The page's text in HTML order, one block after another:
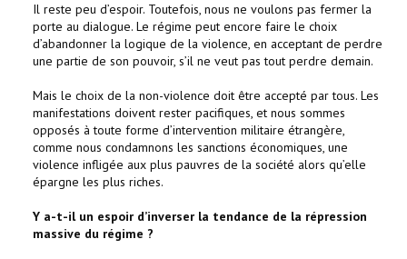
Il reste peu d’espoir. Toutefois, nous ne voulons pas fermer la
porte au dialogue. Le régime peut encore faire le choix
d’abandonner la logique de la violence, en acceptant de perdre
une partie de son pouvoir, s’il ne veut pas tout perdre demain.
Mais le choix de la non-violence doit être accepté par tous. Les
manifestations doivent rester pacifiques, et nous sommes
opposés à toute forme d’intervention militaire étrangère,
comme nous condamnons les sanctions économiques, une
violence infligée aux plus pauvres de la société alors qu’elle
épargne les plus riches.
Y a-t-il un espoir d’inverser la tendance de la répression
massive du régime ?